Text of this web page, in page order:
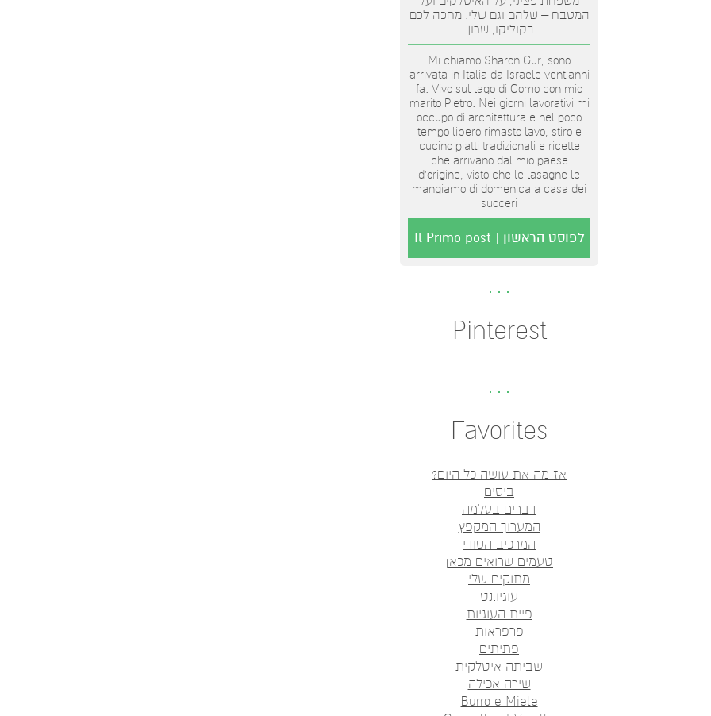
המטבח – שלהם וגם שלי. מחכה לכם
בקוליקו, שרון.
Mi chiamo Sharon Gur, sono
arrivata in Italia da Israele vent'anni
fa. Vivo sul lago di Como con mio
marito Pietro. Nei giorni lavorativi mi
occupo di architettura e nel poco
tempo libero rimasto lavo, stiro e
cucino piatti tradizionali e ricette
che arrivano dal mio paese
d’origine, visto che le lasagne le
mangiamo di domenica a casa dei
suoceri
לפוסט הראשון | Il Primo post
Pinterest
Favorites
אז מה את עושה כל היום?
ביסים
דברים בעלמה
המערוך המקפץ
המרכיב הסודי
טעמים שרואים מכאן
מתוקים שלי
עוגיו.נט
פיית העוגיות
פרפראות
פתיתים
שביתה איטלקית
שירה אכילה
Burro e Miele